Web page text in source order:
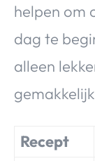
helpen om
dag te
alleen
Recept